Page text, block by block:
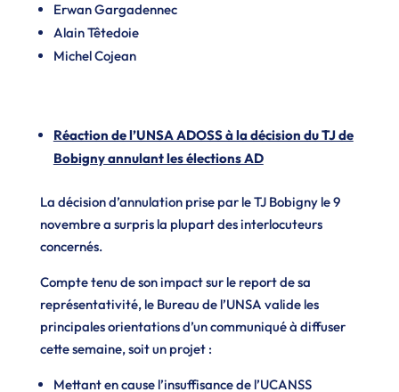
Erwan Gargadennec
Alain Têtedoie
Michel Cojean
Réaction de l’UNSA ADOSS à la décision du TJ de
Bobigny annulant les élections AD
La décision d’annulation prise par le TJ Bobigny le 9
novembre a surpris la plupart des interlocuteurs
concernés.
Compte tenu de son impact sur le report de sa
représentativité, le Bureau de l’UNSA valide les
principales orientations d’un communiqué à diffuser
cette semaine, soit un projet :
Mettant en cause l’insuffisance de l’UCANSS